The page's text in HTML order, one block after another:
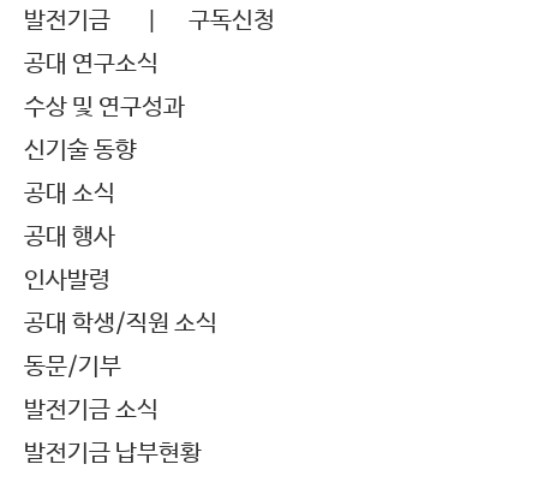
발전기금 | 구독신청
공대 연구소식
수상 및 연구성과
신기술 동향
공대 소식
공대 행사
인사발령
공대 학생/직원 소식
동문/기부
발전기금 소식
발전기금 납부현황